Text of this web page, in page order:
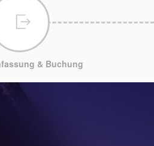
& Buchung